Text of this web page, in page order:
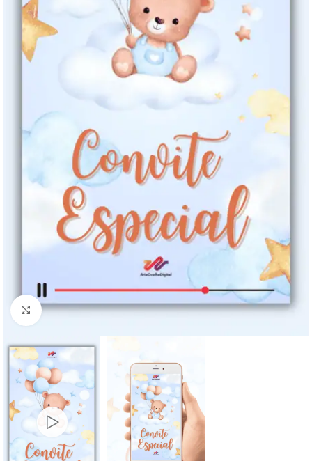
Clique para ampliar